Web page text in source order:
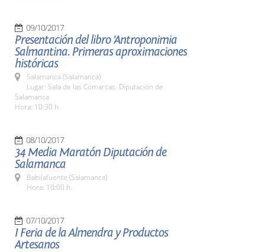
09/10/2017
Presentación del libro 'Antroponimia
Salmantina. Primeras aproximaciones
históricas
Salamanca (Salamanca)
Lugar: Sala de las Comarcas. Diputación de
Salamanca
Hora: 10:30 h
08/10/2017
34 Media Maratón Diputación de
Salamanca
Babilafuente (Salamanca)
Hora: 10:00 h.
07/10/2017
I Feria de la Almendra y Productos
Artesanos